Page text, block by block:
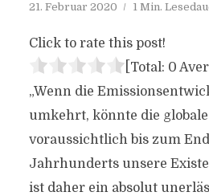
21. Februar 2020 1 Min.
Click to rate this post!
[Total: 0
„Wenn die
umkehrt, könnte die
voraussichtlich bis zum
Jahrhunderts unsere
ist daher ein absolut